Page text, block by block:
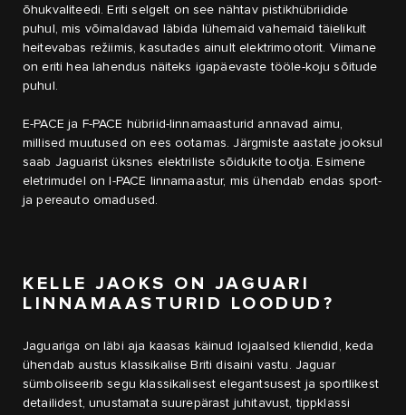
õhukvaliteedi. Eriti selgelt on see nähtav pistikhübriidide
puhul, mis võimaldavad läbida lühemaid vahemaid täielikult
heitevabas režiimis, kasutades ainult elektrimootorit. Viimane
on eriti hea lahendus näiteks igapäevaste tööle-koju sõitude
puhul.
E-PACE ja F-PACE hübriid-linnamaasturid annavad aimu,
millised muutused on ees ootamas. Järgmiste aastate jooksul
saab Jaguarist üksnes elektriliste sõidukite tootja. Esimene
eletrimudel on I-PACE linnamaastur, mis ühendab endas sport-
ja pereauto omadused.
KELLE JAOKS ON JAGUARI
LINNAMAASTURID LOODUD?
Jaguariga on läbi aja kaasas käinud lojaalsed kliendid, keda
ühendab austus klassikalise Briti disaini vastu. Jaguar
sümboliseerib segu klassikalisest elegantsusest ja sportlikest
detailidest, unustamata suurepärast juhitavust, tippklassi